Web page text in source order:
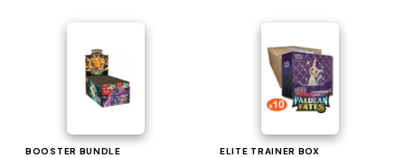
BOOSTER BUNDLE ELITE TRAINER BOX